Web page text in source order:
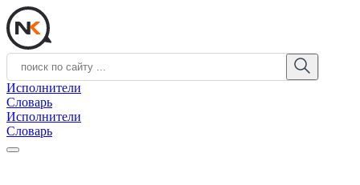
Исполнители
Словарь
Исполнители
Словарь